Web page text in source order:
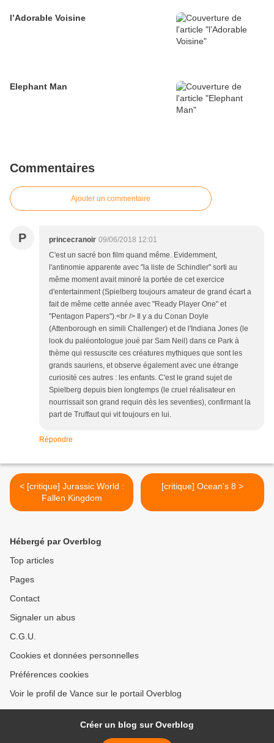
l’Adorable Voisine
Elephant Man
Commentaires
Ajouter un commentaire
P princecranoir 09/06/2018 12:01
C'est un sacré bon film quand même. Evidemment,
l'antinomie apparente avec "la liste de Schindler" sorti au
même moment avait minoré la portée de cet exercice
d'entertainment (Spielberg toujours amateur de grand écart a
fait de même cette année avec "Ready Player One" et
"Pentagon Papers").<br /> Il y a du Conan Doyle
(Attenborough en simili Challenger) et de l'Indiana Jones (le
look du paléontologue joué par Sam Neil) dans ce Park à
thème qui ressuscite ces créatures mythiques que sont les
grands sauriens, et observe également avec une étrange
curiosité ces autres : les enfants. C'est le grand sujet de
Spielberg depuis bien longtemps (le cruel réalisateur en
nourrissait son grand requin dès les seventies), confirmant la
part de Truffaut qui vit toujours en lui.
Répondre
< [critique] Jurassic World :
Fallen Kingdom
[critique] Ocean's 8 >
Hébergé par Overblog
Top articles
Pages
Contact
Signaler un abus
C.G.U.
Cookies et données personnelles
Préférences cookies
Voir le profil de Vance sur le portail Overblog
Créer un blog sur Overblog